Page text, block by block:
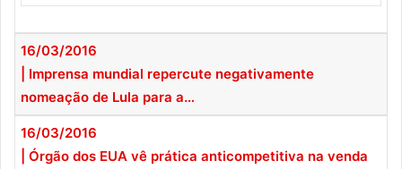
16/03/2016
| Imprensa mundial repercute negativamente
nomeação de Lula para a…
16/03/2016
| Órgão dos EUA vê prática anticompetitiva na venda